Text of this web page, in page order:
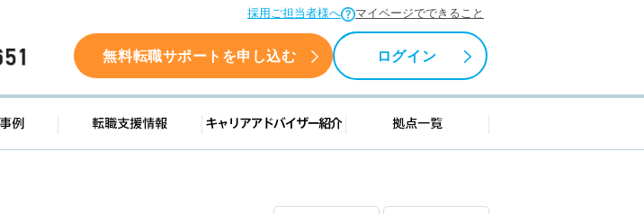
採用ご担当者様へ マイページでできること
0120-941-651 無料転職サポートを申し込む ログイン
転職成功事例 転職支援情報 キャリアアドバイザー紹介 拠点一覧